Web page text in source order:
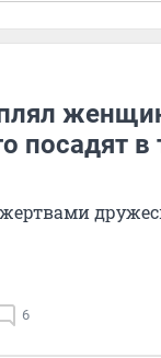
посадят
6